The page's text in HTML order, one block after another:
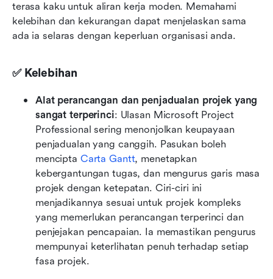
terasa kaku untuk aliran kerja moden. Memahami
kelebihan dan kekurangan dapat menjelaskan sama
ada ia selaras dengan keperluan organisasi anda.
✅ Kelebihan
Alat perancangan dan penjadualan projek yang
sangat terperinci: Ulasan Microsoft Project
Professional sering menonjolkan keupayaan
penjadualan yang canggih. Pasukan boleh
mencipta Carta Gantt, menetapkan
kebergantungan tugas, dan mengurus garis masa
projek dengan ketepatan. Ciri-ciri ini
menjadikannya sesuai untuk projek kompleks
yang memerlukan perancangan terperinci dan
penjejakan pencapaian. Ia memastikan pengurus
mempunyai keterlihatan penuh terhadap setiap
fasa projek.